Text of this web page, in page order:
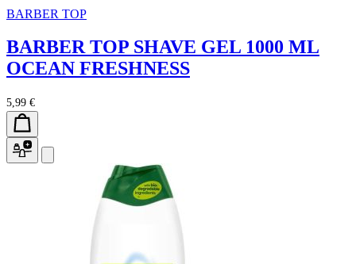
BARBER TOP
BARBER TOP SHAVE GEL 1000 ML
OCEAN FRESHNESS
5,99 €